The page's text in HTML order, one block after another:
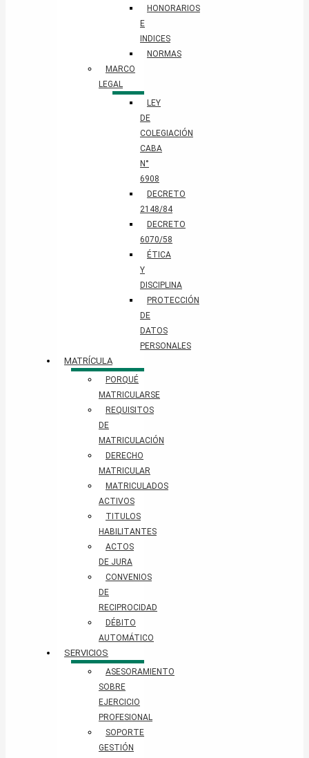
HONORARIOS
E
INDICES
NORMAS
MARCO
LEGAL
LEY
DE
COLEGIACIÓN
CABA
N°
6908
DECRETO
2148/84
DECRETO
6070/58
ÉTICA
Y
DISCIPLINA
PROTECCIÓN
DE
DATOS
PERSONALES​
MATRÍCULA
PORQUÉ
MATRICULARSE
REQUISITOS
DE
MATRICULACIÓN
DERECHO
MATRICULAR
MATRICULADOS
ACTIVOS
TITULOS
HABILITANTES
ACTOS
DE JURA
CONVENIOS
DE
RECIPROCIDAD
DÉBITO
AUTOMÁTICO
SERVICIOS
ASESORAMIENTO
SOBRE
EJERCICIO
PROFESIONAL
SOPORTE
GESTIÓN